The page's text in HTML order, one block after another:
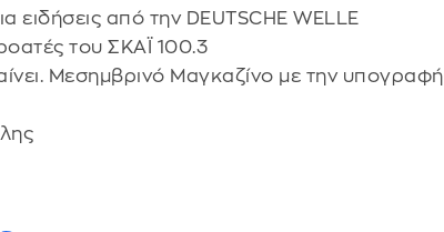
ειδήσεις από την DEUTSCHE WELLE
του ΣΚΑΪ 100.3
Μεσημβρινό Μαγκαζίνο με την υπογραφή